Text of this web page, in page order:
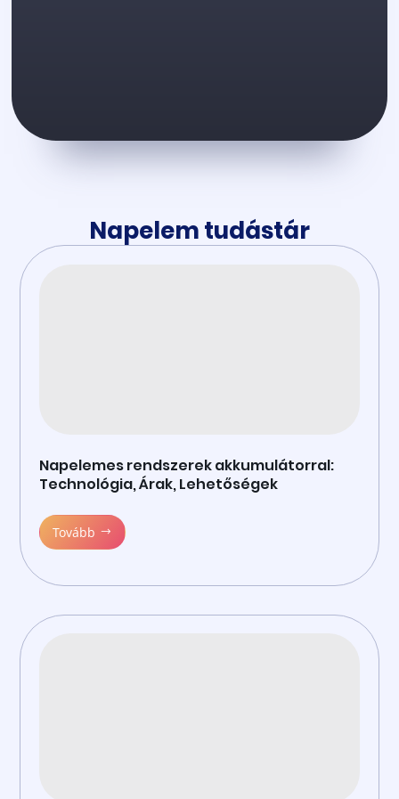
Napelem tudástár
Napelemes rendszerek akkumulátorral:
Technológia, Árak, Lehetőségek
Tovább